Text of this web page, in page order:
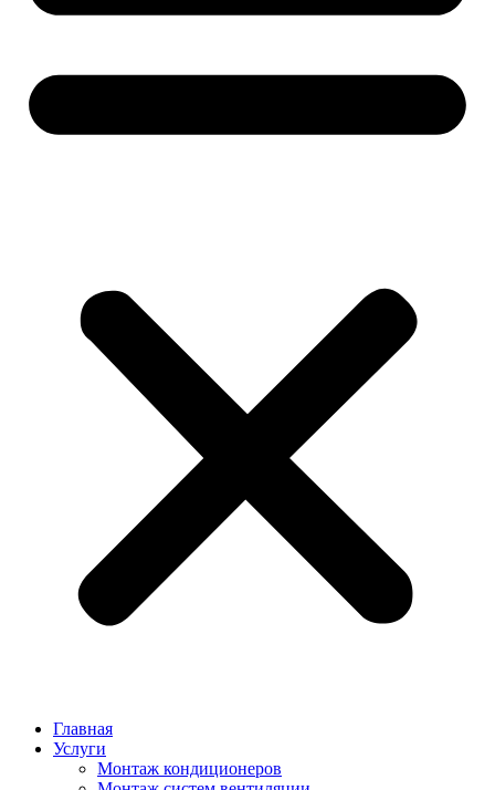
Главная
Услуги
Монтаж кондиционеров